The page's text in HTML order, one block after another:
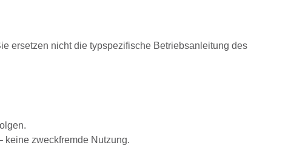
ersetzen nicht die typspezifische Betriebsanleitung des
keine zweckfremde Nutzung.